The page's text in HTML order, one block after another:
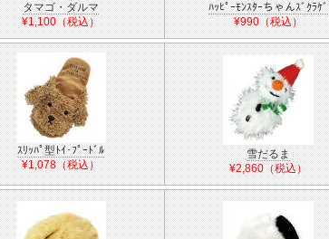
タマゴ・ダルマ
¥1,100（税込）
ﾊｯﾋﾟｰﾓﾝｽﾀｰちゃんｽﾞｸﾗｹﾞ
¥990（税込）
ｽﾘｯﾊﾟ型ﾄｲ･ﾌﾟｰﾄﾞﾙ
¥1,078（税込）
雪だるま
¥2,860（税込）